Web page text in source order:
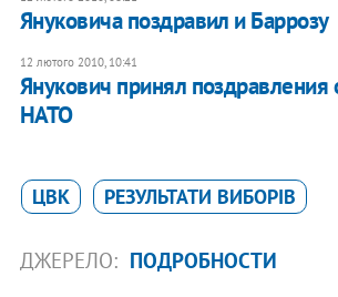
Януковича поздравил и Баррозу
12 лютого 2010, 10:41
Янукович принял поздравления
НАТО
ЦВК РЕЗУЛЬТАТИ ВИБОРІВ
ДЖЕРЕЛО: ПОДРОБНОСТИ